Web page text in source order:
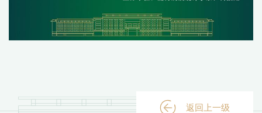
返回上一级